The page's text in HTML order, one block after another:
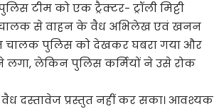
टीम को एक ट्रैक्टर- ट्रॉली मिट्टी
चालक से वाहन के वैध अभिलेख एवं खनन
चालक पुलिस को देखकर घबरा गया और
लगा, लेकिन पुलिस कर्मियों ने उसे रोक
दस्तावेज प्रस्तुत नहीं कर सका। आवश्यक